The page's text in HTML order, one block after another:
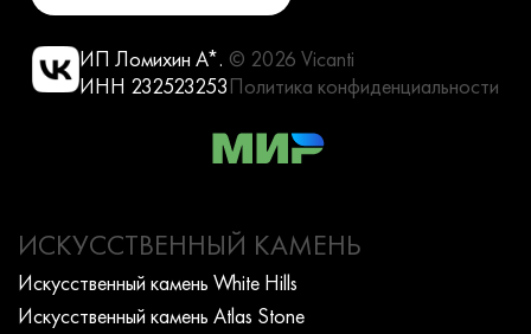
ИП Ломихин А*.
ИНН 232523253
© 2026 Vicanti
Политика конфиденциальности
ИСКУССТВЕННЫЙ КАМЕНЬ
Искусcтвенный камень White Hills
Искусcтвенный камень Atlas Stone